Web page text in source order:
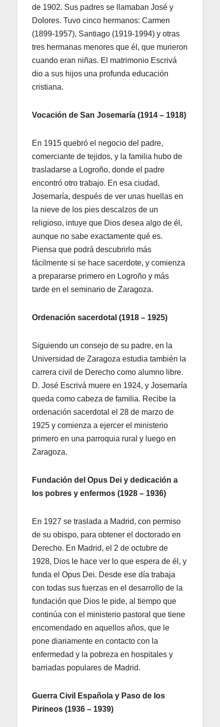
de 1902. Sus padres se llamaban José y
Dolores. Tuvo cinco hermanos: Carmen
(1899-1957), Santiago (1919-1994) y otras
tres hermanas menores que él, que murieron
cuando eran niñas. El matrimonio Escrivá
dio a sus hijos una profunda educación
cristiana.
Vocación de San Josemaría (1914 – 1918)
En 1915 quebró el negocio del padre,
comerciante de tejidos, y la familia hubo de
trasladarse a Logroño, donde el padre
encontró otro trabajo. En esa ciudad,
Josemaría, después de ver unas huellas en
la nieve de los pies descalzos de un
religioso, intuye que Dios desea algo de él,
aunque no sabe exactamente qué es.
Piensa que podrá descubrirlo más
fácilmente si se hace sacerdote, y comienza
a prepararse primero en Logroño y más
tarde en el seminario de Zaragoza.
Ordenación sacerdotal (1918 – 1925)
Siguiendo un consejo de su padre, en la
Universidad de Zaragoza estudia también la
carrera civil de Derecho como alumno libre.
D. José Escrivá muere en 1924, y Josemaría
queda como cabeza de familia. Recibe la
ordenación sacerdotal el 28 de marzo de
1925 y comienza a ejercer el ministerio
primero en una parroquia rural y luego en
Zaragoza.
Fundación del Opus Dei y dedicación a
los pobres y enfermos (1928 – 1936)
En 1927 se traslada a Madrid, con permiso
de su obispo, para obtener el doctorado en
Derecho. En Madrid, el 2 de octubre de
1928, Dios le hace ver lo que espera de él, y
funda el Opus Dei. Desde ese día trabaja
con todas sus fuerzas en el desarrollo de la
fundación que Dios le pide, al tiempo que
continúa con el ministerio pastoral que tiene
encomendado en aquellos años, que le
pone diariamente en contacto con la
enfermedad y la pobreza en hospitales y
barriadas populares de Madrid.
Guerra Civil Española y Paso de los
Pirineos (1936 – 1939)